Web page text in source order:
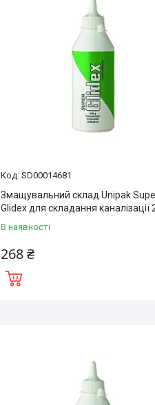
SD00014681
Змащувальний склад Unipak
Glidex для складання каналізації
В наявності
268 ₴